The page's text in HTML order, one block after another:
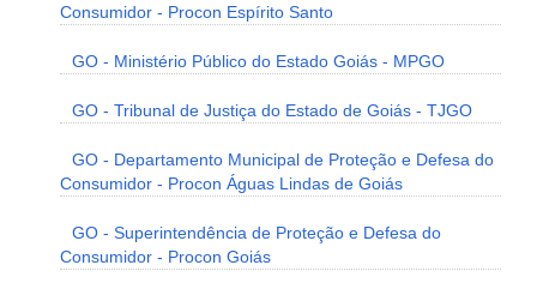
Consumidor - Procon Espírito Santo
GO - Ministério Público do Estado Goiás - MPGO
GO - Tribunal de Justiça do Estado de Goiás - TJGO
GO - Departamento Municipal de Proteção e Defesa do
Consumidor - Procon Águas Lindas de Goiás
GO - Superintendência de Proteção e Defesa do
Consumidor - Procon Goiás